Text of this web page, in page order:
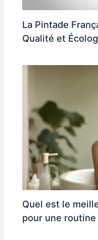
La Pintade
Qualité et
Quel est le
pour une